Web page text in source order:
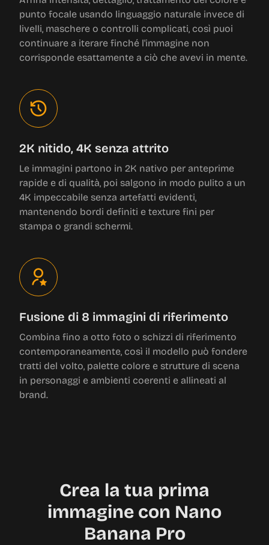
punto focale usando linguaggio naturale invece di
livelli, maschere o controlli complicati, così puoi
continuare a iterare finché l'immagine non
corrisponde esattamente a ciò che avevi in mente.
2K nitido, 4K senza attrito
Le immagini partono in 2K nativo per anteprime
rapide e di qualità, poi salgono in modo pulito a un
4K impeccabile senza artefatti evidenti,
mantenendo bordi definiti e texture fini per
stampa o grandi schermi.
Fusione di 8 immagini di riferimento
Combina fino a otto foto o schizzi di riferimento
contemporaneamente, così il modello può fondere
tratti del volto, palette colore e strutture di scena
in personaggi e ambienti coerenti e allineati al
brand.
Crea la tua prima
immagine con Nano
Banana Pro